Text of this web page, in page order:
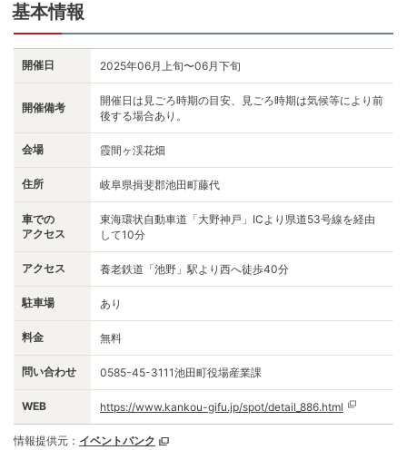
基本情報
開催日 2025年06月上旬〜06月下旬
開催備考
開催日は見ごろ時期の目安、見ごろ時期は気候等により前
後する場合あり。
会場 霞間ヶ渓花畑
住所 岐阜県揖斐郡池田町藤代
車での
アクセス
東海環状自動車道「大野神戸」ICより県道53号線を経由
して10分
アクセス 養老鉄道「池野」駅より西へ徒歩40分
駐車場 あり
料金 無料
問い合わせ 0585-45-3111池田町役場産業課
WEB https://www.kankou-gifu.jp/spot/detail_886.html
情報提供元： イベントバンク